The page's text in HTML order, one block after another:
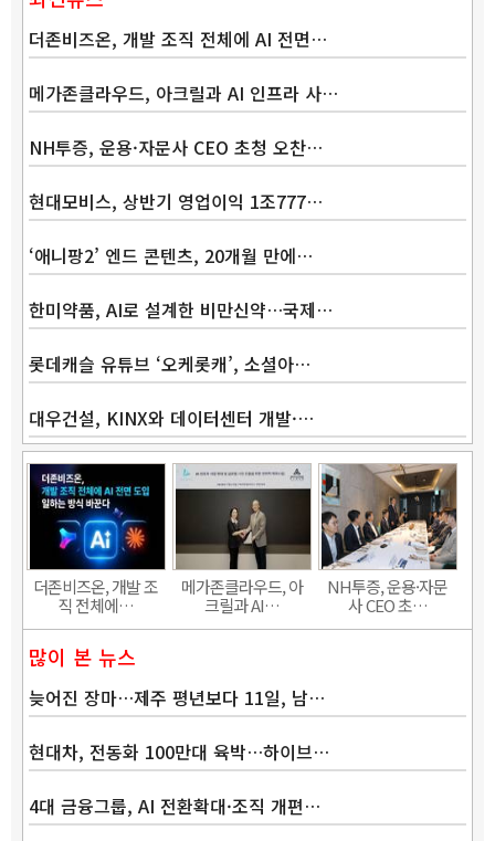
더존비즈온, 개발 조직 전체에 AI 전면…
메가존클라우드, 아크릴과 AI 인프라 사…
NH투증, 운용·자문사 CEO 초청 오찬…
현대모비스, 상반기 영업이익 1조777…
‘애니팡2’ 엔드 콘텐츠, 20개월 만에…
한미약품, AI로 설계한 비만신약…국제…
롯데캐슬 유튜브 ‘오케롯캐’, 소셜아…
대우건설, KINX와 데이터센터 개발·…
더존비즈온, 개발 조
직 전체에…
메가존클라우드, 아
크릴과 AI…
NH투증, 운용·자문
사 CEO 초…
많이 본 뉴스
늦어진 장마…제주 평년보다 11일, 남…
현대차, 전동화 100만대 육박…하이브…
4대 금융그룹, AI 전환확대·조직 개편…